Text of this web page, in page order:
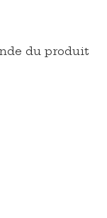
du produit